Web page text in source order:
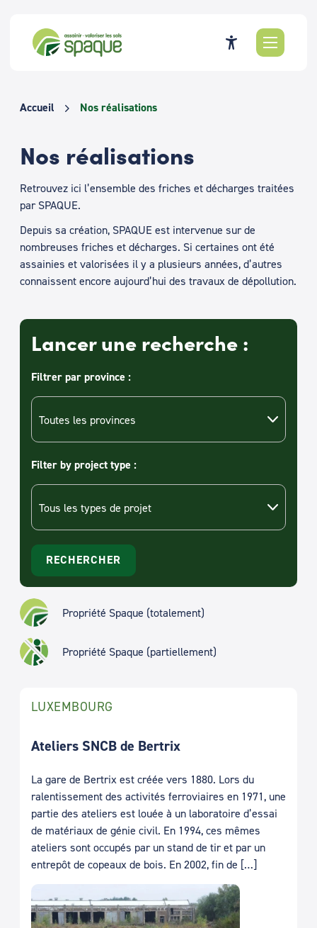
contenu
Accueil Nos réalisations
Nos réalisations
Retrouvez ici l’ensemble des friches et décharges traitées
par SPAQUE.
Depuis sa création, SPAQUE est intervenue sur de
nombreuses friches et décharges. Si certaines ont été
assainies et valorisées il y a plusieurs années, d’autres
connaissent encore aujourd’hui des travaux de dépollution.
Lancer une recherche :
Filtrer par province :
Filter by project type :
Propriété Spaque (totalement)
Propriété Spaque (partiellement)
LUXEMBOURG
Ateliers SNCB de Bertrix
La gare de Bertrix est créée vers 1880. Lors du
ralentissement des activités ferroviaires en 1971, une
partie des ateliers est louée à un laboratoire d’essai
de matériaux de génie civil. En 1994, ces mêmes
ateliers sont occupés par un stand de tir et par un
entrepôt de copeaux de bois. En 2002, fin de […]